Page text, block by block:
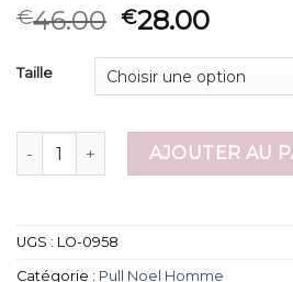
€46.00 €28.00
Taille
quantité de pull noel homme
AJOUTER AU
UGS : LO-0958
Catégorie : Pull Noel Homme